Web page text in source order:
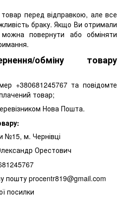
перед відправкою, але все
браку. Якщо Ви отримали
повернути або обміняти
обміну товару
+380681245767 та повідомте
товар;
Нова Пошта.
№15, м. Чернівці
Орестович
пошту procentr819@gmail.com
посилки